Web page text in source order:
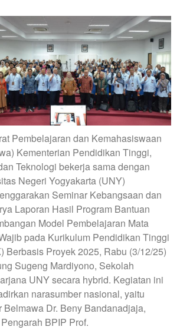
Pembelajaran dan Kemahasiswaan
Kementerian Pendidikan Tinggi,
Teknologi bekerja sama dengan
Negeri Yogyakarta (UNY)
Seminar Kebangsaan dan
Laporan Hasil Program Bantuan
Model Pembelajaran Mata
pada Kurikulum Pendidikan Tinggi
Berbasis Proyek 2025, Rabu (3/12/25)
Sugeng Mardiyono, Sekolah
UNY secara hybrid. Kegiatan ini
narasumber nasional, yaitu
Belmawa Dr. Beny Bandanadjaja,
BPIP Prof.